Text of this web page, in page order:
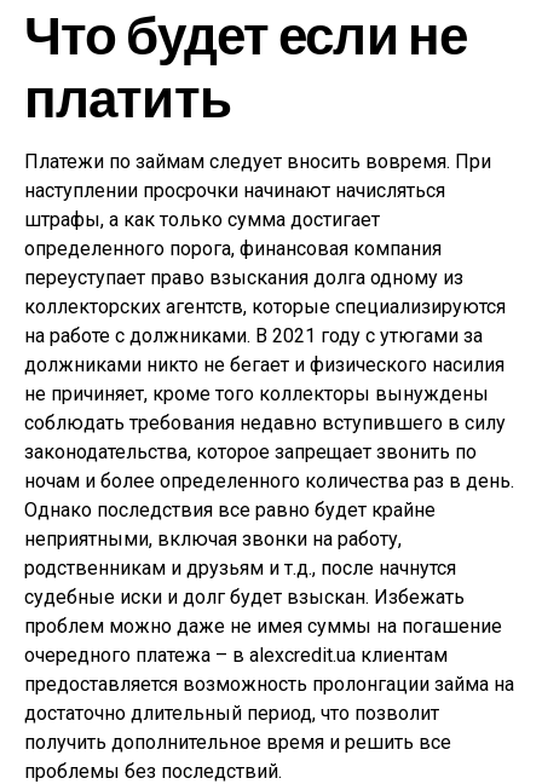
Что будет если не
платить
Платежи по займам следует вносить вовремя. При
наступлении просрочки начинают начисляться
штрафы, а как только сумма достигает
определенного порога, финансовая компания
переуступает право взыскания долга одному из
коллекторских агентств, которые специализируются
на работе с должниками. В 2021 году с утюгами за
должниками никто не бегает и физического насилия
не причиняет, кроме того коллекторы вынуждены
соблюдать требования недавно вступившего в силу
законодательства, которое запрещает звонить по
ночам и более определенного количества раз в день.
Однако последствия все равно будет крайне
неприятными, включая звонки на работу,
родственникам и друзьям и т.д., после начнутся
судебные иски и долг будет взыскан. Избежать
проблем можно даже не имея суммы на погашение
очередного платежа – в alexcredit.ua клиентам
предоставляется возможность пролонгации займа на
достаточно длительный период, что позволит
получить дополнительное время и решить все
проблемы без последствий.